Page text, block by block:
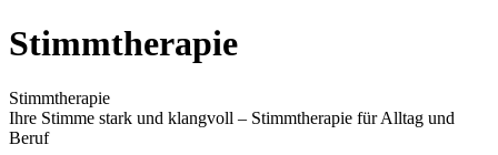
Stimmtherapie
Stimmtherapie
Ihre Stimme stark und klangvoll – Stimmtherapie für Alltag und
Beruf